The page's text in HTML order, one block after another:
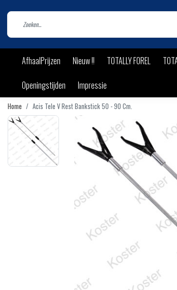
AfhaalPrijzen Nieuw !! TOTALLY FOREL
Openingstijden
Impressie
Home Acis Tele V Rest Bankstick 50 - 90 Cm.